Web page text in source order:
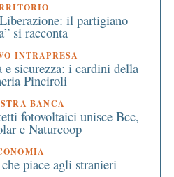
il partigiano
si racconta
INTRAPRESA
sicurezza: i cardini della
Pinciroli
BANCA
fotovoltaici unisce Bcc,
e Naturcoop
piace agli stranieri